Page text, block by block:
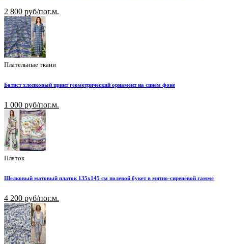
2 800 руб/пог.м.
Плательные ткани
Батист хлопковый принт геометрический орнамент на синем фоне
1 000 руб/пог.м.
Платок
Шелковый матовый платок 135х145 см полевой букет в мятно-сиреневой гамме
4 200 руб/пог.м.